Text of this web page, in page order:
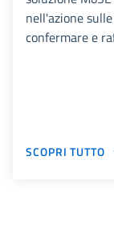
nell'azione
confermare e
SCOPRI TUTTO